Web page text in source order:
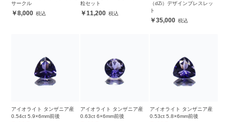
サークル
8,000
粒セット
11,200
（dZi）デザインブレスレッ
ト
35,000
アイオライト タンザニア産
0.54ct 5.9×6mm前後
アイオライト タンザニア産
0.63ct 6×6mm前後
アイオライト タンザニア産
0.53ct 5.8×6mm前後